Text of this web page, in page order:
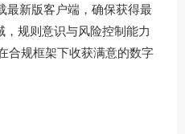
最新版客户端，确保获得最
规则意识与风险控制能力
合规框架下收获满意的数字